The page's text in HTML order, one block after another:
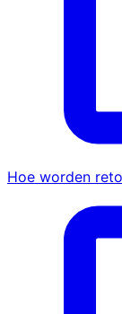
Hoe worden